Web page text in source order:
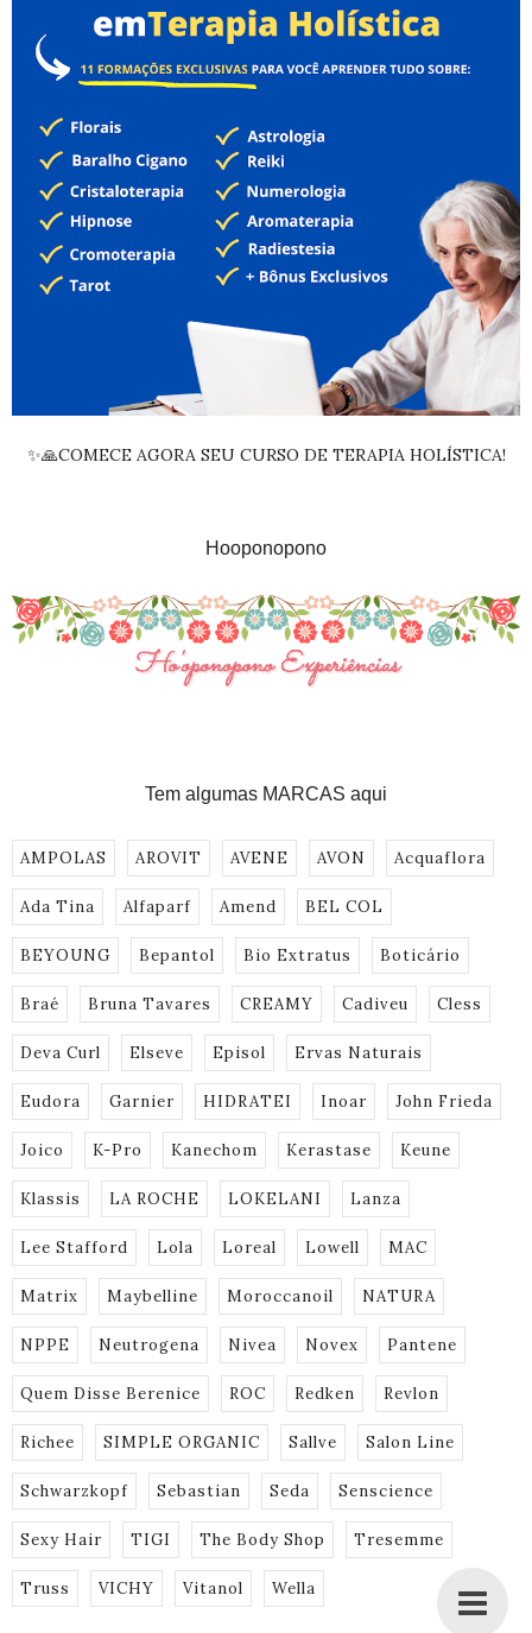
✨🙏COMECE AGORA SEU CURSO DE TERAPIA HOLÍSTICA!
Hooponopono
Tem algumas MARCAS aqui
AMPOLAS AROVIT AVENE AVON Acquaflora
Ada Tina Alfaparf Amend BEL COL
BEYOUNG Bepantol Bio Extratus Boticário
Braé Bruna Tavares CREAMY Cadiveu Cless
Deva Curl Elseve Episol Ervas Naturais
Eudora Garnier HIDRATEI Inoar John Frieda
Joico K-Pro Kanechom Kerastase Keune
Klassis LA ROCHE LOKELANI Lanza
Lee Stafford Lola Loreal Lowell MAC
Matrix Maybelline Moroccanoil NATURA
NPPE Neutrogena Nivea Novex Pantene
Quem Disse Berenice ROC Redken Revlon
Richee SIMPLE ORGANIC Sallve Salon Line
Schwarzkopf Sebastian Seda Senscience
Sexy Hair TIGI The Body Shop Tresemme
Truss VICHY Vitanol Wella